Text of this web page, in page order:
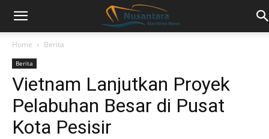
Home Berita
Berita
Vietnam Lanjutkan Proyek
Pelabuhan Besar di Pusat
Kota Pesisir